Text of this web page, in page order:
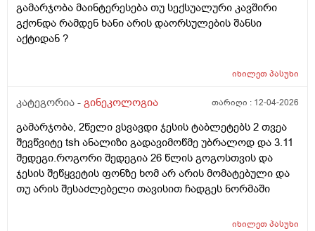
გამარჯობა მაინტერესება თუ სექსუალური კავშირი
გქონდა რამდენ ხანი არის დაორსულების შანსი
აქტიდან ?
იხილეთპასუხი
კატეგორია - გინეკოლოგია თარიღი : 12-04-2026
გამარჯობა, 2წელი ვსვავდი ჯესის ტაბლეტებს 2 თვეა
შევწვიტე tsh ანალიზი გადავიმოწმე უბრალოდ და 3.11
შედეგი.როგორი შედეგია 26 წლის გოგოსთვის და
ჯესის შეწყვეტის ფონზე ხომ არ არის მომატებული და
თუ არის შესაძლებელი თავისით ჩადგეს ნორმაში
იხილეთპასუხი